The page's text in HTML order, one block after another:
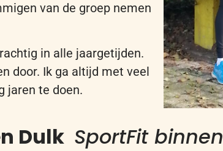
van de groep nemen
in alle jaargetijden.
door. Ik ga altijd met veel
jaren te doen.
Dulk SportFit binnen